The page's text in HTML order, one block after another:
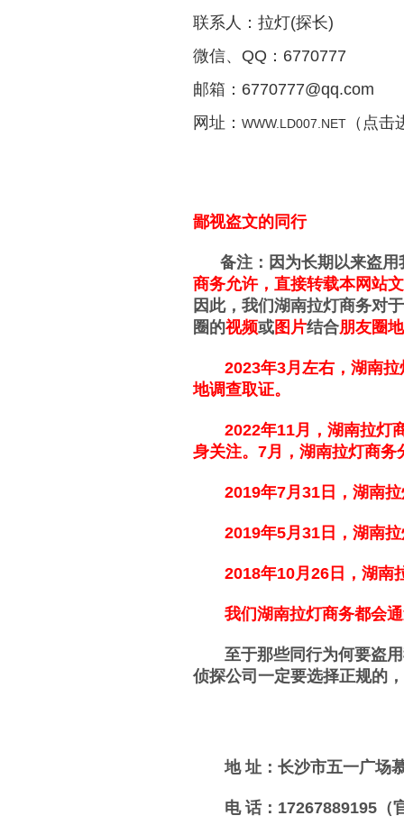
联系人：拉灯(探长)
微信、QQ：6770777
邮箱：6770777@qq.com
网址： WWW.LD007.NET （点
鄙视盗文的同行
备注：因为长期以来盗用
商务允许，直接转载本网站
因此，我们湖南拉灯商务对
圈的视频或图片结合朋友圈
2023年3月左右，湖南拉
地调查取证。
2022年11月， 湖南拉灯
身关注。 7月， 湖南拉灯商务
2019年7月31日，湖南拉
2019年5月31日，湖南拉
2018年10月26日，湖南
我们湖南拉灯商务都会通
至于那些同行为何要盗用
侦探公司一定要选择正规的
地 址：长沙市五一广场慕
电 话：17267889195（